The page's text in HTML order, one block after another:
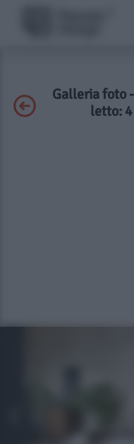
Galleria foto
letto: